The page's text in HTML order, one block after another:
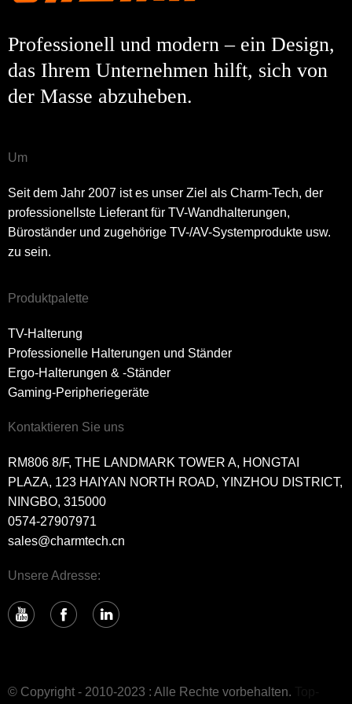
Professionell und modern – ein Design,
das Ihrem Unternehmen hilft, sich von
der Masse abzuheben.
Um
Seit dem Jahr 2007 ist es unser Ziel als Charm-Tech, der
professionellste Lieferant für TV-Wandhalterungen,
Büroständer und zugehörige TV-/AV-Systemprodukte usw.
zu sein.
Produktpalette
TV-Halterung
Professionelle Halterungen und Ständer
Ergo-Halterungen & -Ständer
Gaming-Peripheriegeräte
Kontaktieren Sie uns
RM806 8/F, THE LANDMARK TOWER A, HONGTAI
PLAZA, 123 HAIYAN NORTH ROAD, YINZHOU DISTRICT,
NINGBO, 315000
0574-27907971
sales@charmtech.cn
Unsere Adresse:
© Copyright - 2010-2023 : Alle Rechte vorbehalten.